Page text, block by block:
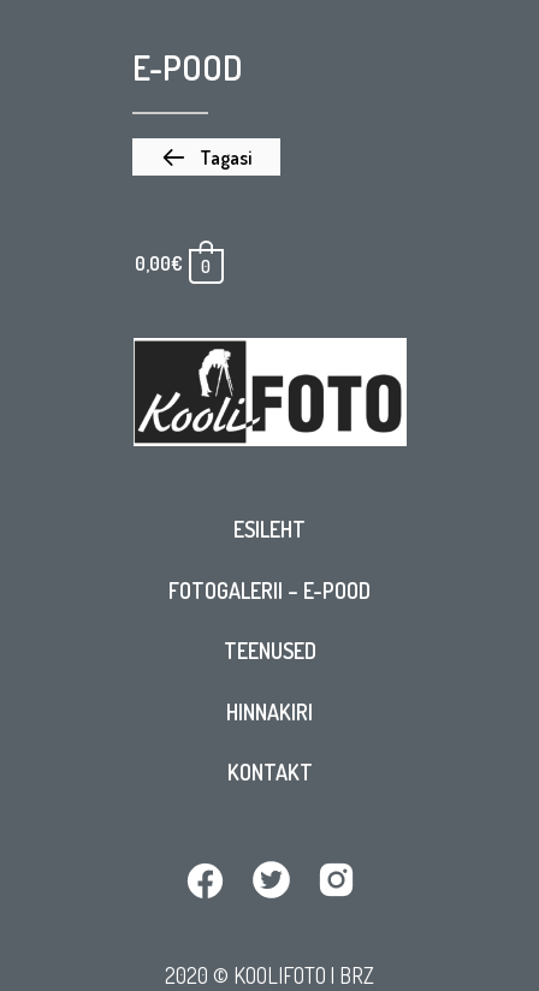
E-POOD
Tagasi
0,00€ 0
ESILEHT
FOTOGALERII – E-POOD
TEENUSED
HINNAKIRI
KONTAKT
2020 © KOOLIFOTO | BRZ